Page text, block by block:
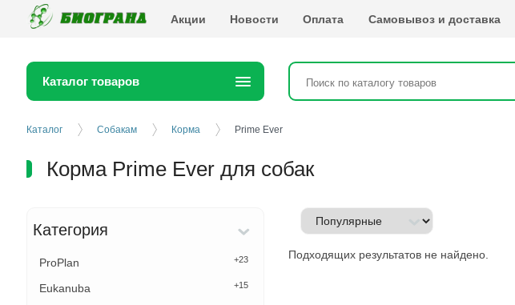
Акции Новости Оплата Самовывоз и доставка
Каталог товаров
Каталог Собакам Корма Prime Ever
Корма Prime Ever для собак
Категория
ProPlan +23
Eukanuba +15
Подходящих результатов не найдено.